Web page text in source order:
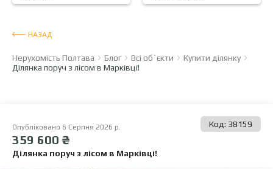
НАЗАД
Нерухомість Полтава Блог Всі об`єкти
Купити ділянку
Ділянка поруч з лісом в Марківці!
Опубліковано 6 Серпня 2026 р. Код: 38159
359 600 ₴
Ділянка поруч з лісом в Марківці!